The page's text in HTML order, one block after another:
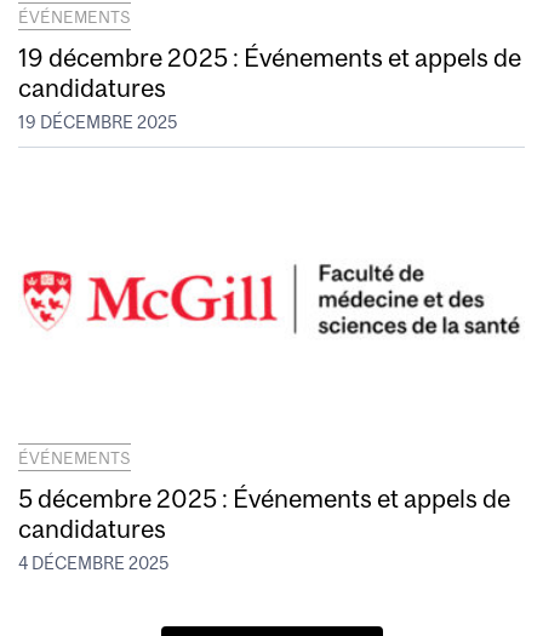
ÉVÉNEMENTS
19 décembre 2025 : Événements et appels de
candidatures
19 DÉCEMBRE 2025
ÉVÉNEMENTS
5 décembre 2025 : Événements et appels de
candidatures
4 DÉCEMBRE 2025